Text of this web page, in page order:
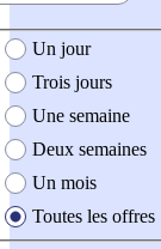
création de l'offre
Un jour
Trois jours
Une semaine
Deux semaines
Un mois
Toutes les offres